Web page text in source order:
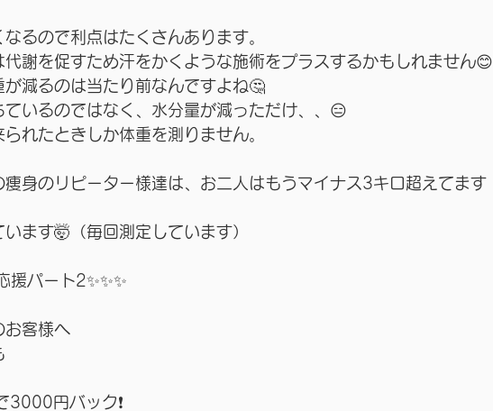
るので利点はたくさんあります。
謝を促すため汗をかくような施術をプラスするかもしれません😊
減るのは当たり前なんですよね🤔
いるのではなく、水分量が減っただけ、、😑
れたときしか体重を測りません。
痩身のリピーター様達は、お二人はもうマイナス3キロ超えてます
ます🤯（毎回測定しています）
援パート2✨✨✨
お客様へ
3000円バック❗️